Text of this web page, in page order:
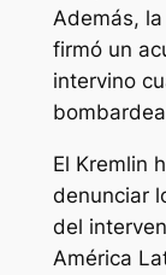
Además,
firmó un
intervino
El Kremlin
denunciar
del
América